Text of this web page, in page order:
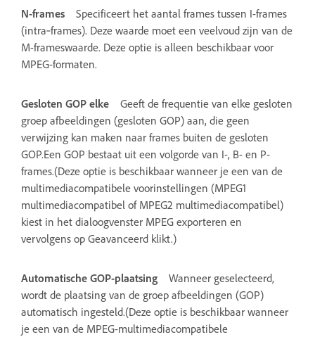
N-frames
Specificeert het aantal frames tussen I-frames
(intra‑frames). Deze waarde moet een veelvoud zijn van de
M-frameswaarde. Deze optie is alleen beschikbaar voor
MPEG-formaten.
Gesloten GOP elke
Geeft de frequentie van elke gesloten
groep afbeeldingen (gesloten GOP) aan, die geen
verwijzing kan maken naar frames buiten de gesloten
GOP.Een GOP bestaat uit een volgorde van I-, B- en P-
frames.(Deze optie is beschikbaar wanneer je een van de
multimediacompatibele voorinstellingen (MPEG1
multimediacompatibel of MPEG2 multimediacompatibel)
kiest in het dialoogvenster MPEG exporteren en
vervolgens op Geavanceerd klikt.)
Automatische GOP-plaatsing
Wanneer geselecteerd,
wordt de plaatsing van de groep afbeeldingen (GOP)
automatisch ingesteld.(Deze optie is beschikbaar wanneer
je een van de MPEG-multimediacompatibele